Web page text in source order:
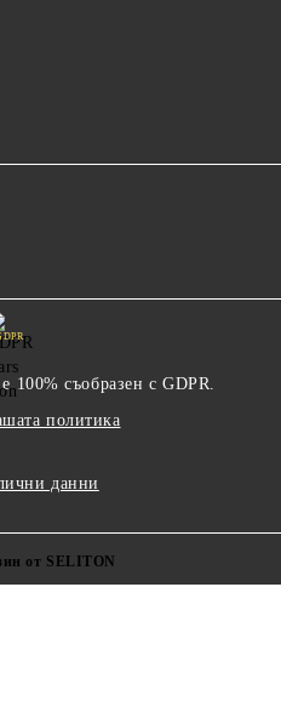
100% съобразен с GDPR.
политика
данни
от SELITON